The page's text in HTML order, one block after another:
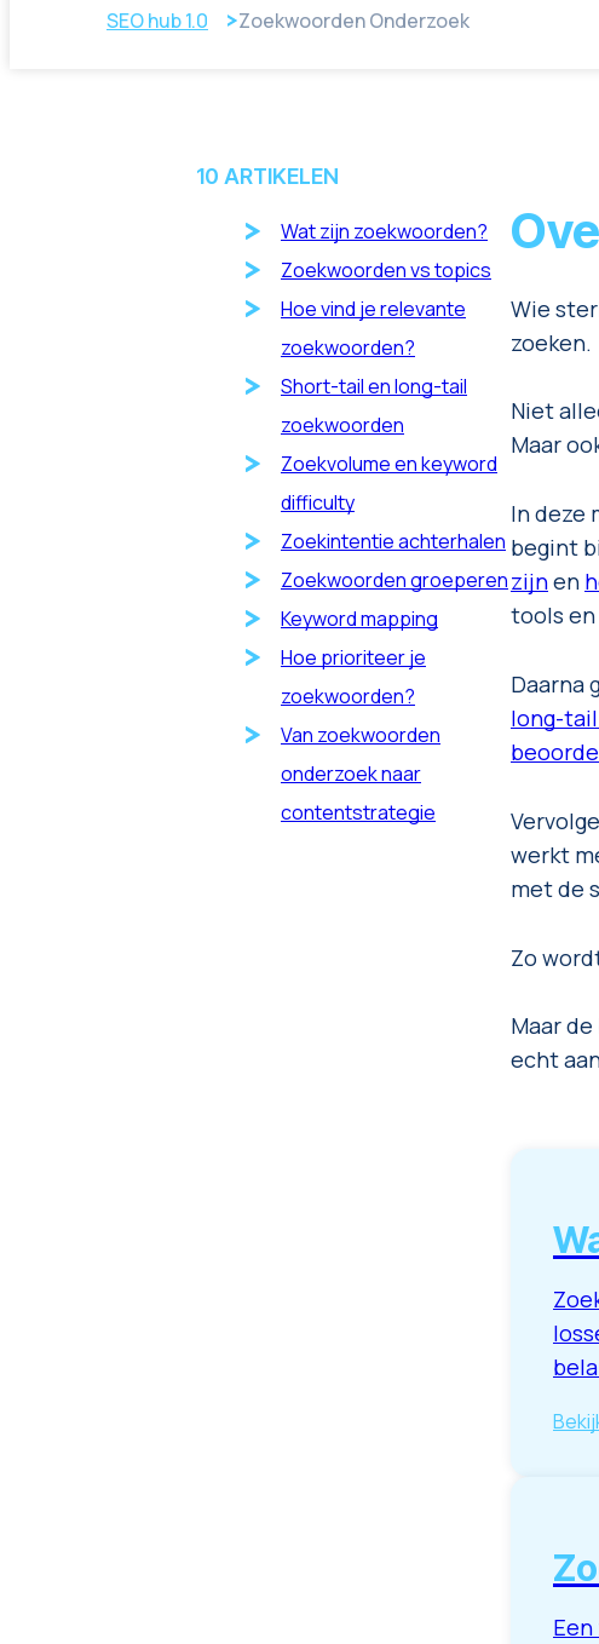
Feed Management
SEO hub 1.0 Zoekwoorden Onderzoek
10 ARTIKELEN
Wat zijn zoekwoorden?
Zoekwoorden vs topics
Hoe vind je relevante
zoekwoorden?
Short-tail en long-tail
zoekwoorden
Zoekvolume en keyword
difficulty
Zoekintentie achterhalen
Zoekwoorden groeperen
Keyword mapping
Hoe prioriteer je
zoekwoorden?
Van zoekwoorden
onderzoek naar
contentstrategie
Wie
zoeken.
Niet
Maar
In deze
begint
zijnen
tools en
Daarna
long-
werkt
met de
Zo
Maar
echt